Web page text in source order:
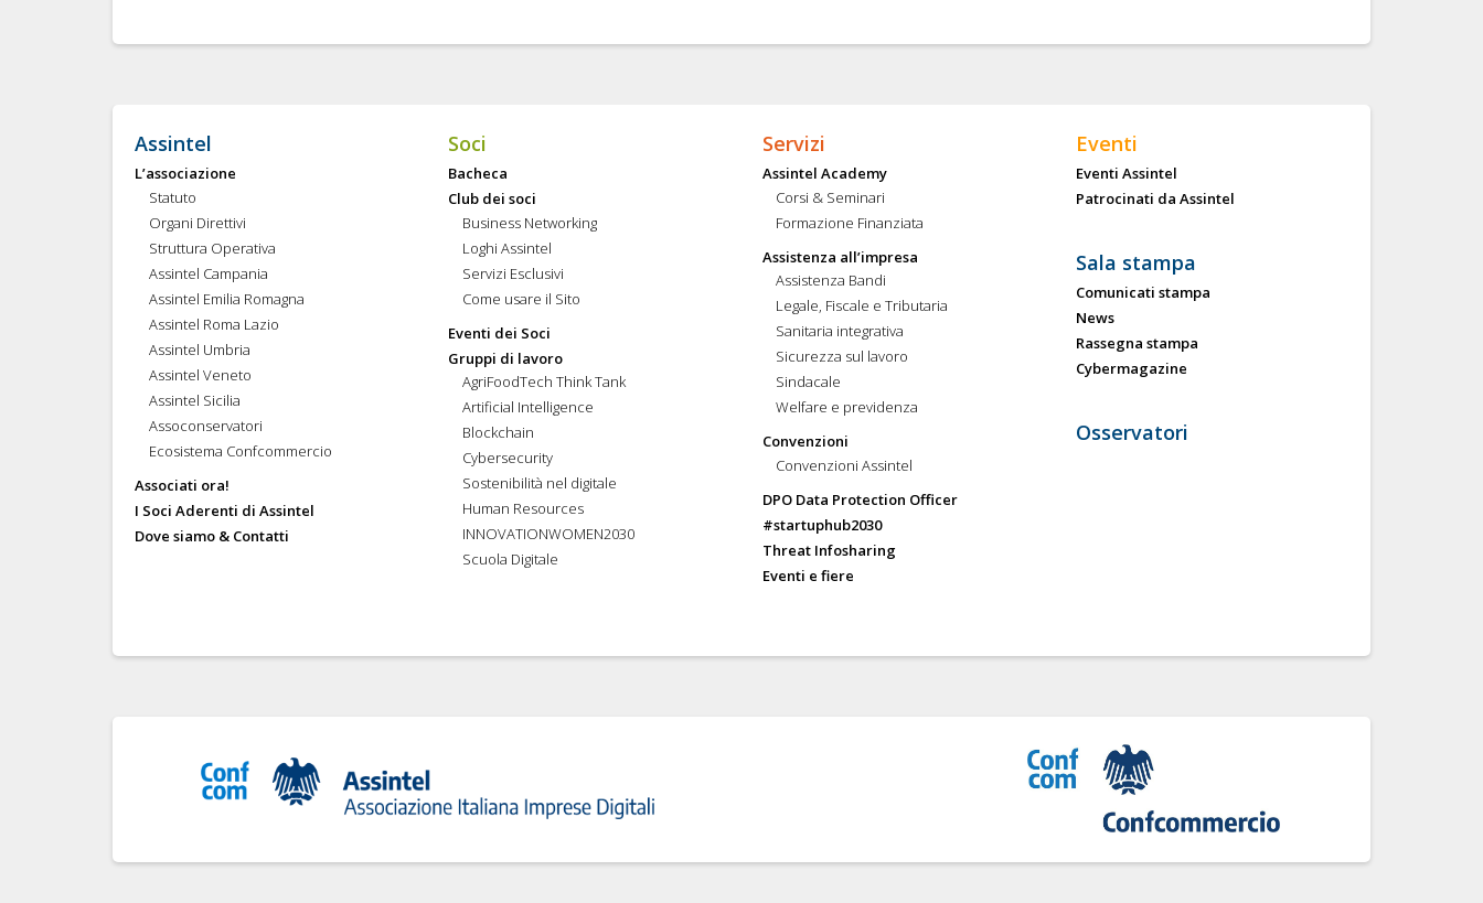
Assintel
L’associazione
Statuto
Organi Direttivi
Struttura Operativa
Assintel Campania
Assintel Emilia Romagna
Assintel Roma Lazio
Assintel Umbria
Assintel Veneto
Assintel Sicilia
Assoconservatori
Ecosistema Confcommercio
Associati ora!
I Soci Aderenti di Assintel
Dove siamo & Contatti
Soci
Bacheca
Club dei soci
Business Networking
Loghi Assintel
Servizi Esclusivi
Come usare il Sito
Eventi dei Soci
Gruppi di lavoro
AgriFoodTech Think Tank
Artificial Intelligence
Blockchain
Cybersecurity
Sostenibilità nel digitale
Human Resources
INNOVATIONWOMEN2030
Scuola Digitale
Servizi
Assintel Academy
Corsi & Seminari
Formazione Finanziata
Assistenza all’impresa
Assistenza Bandi
Legale, Fiscale e Tributaria
Sanitaria integrativa
Sicurezza sul lavoro
Sindacale
Welfare e previdenza
Convenzioni
Convenzioni Assintel
DPO Data Protection Officer
#startuphub2030
Threat Infosharing
Eventi e fiere
Eventi
Eventi Assintel
Patrocinati da Assintel
Sala stampa
Comunicati stampa
News
Rassegna stampa
Cybermagazine
Osservatori